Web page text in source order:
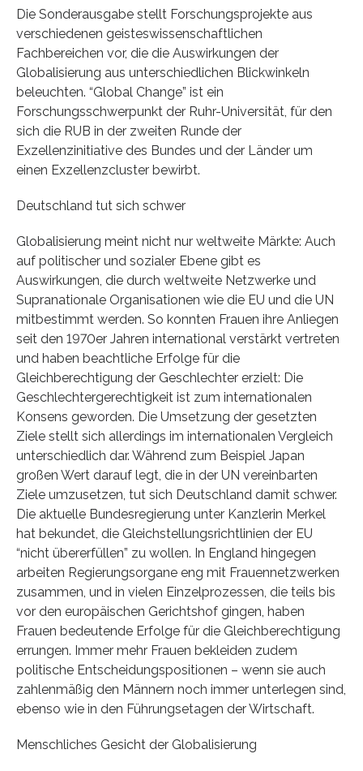
Die Sonderausgabe stellt Forschungsprojekte aus
verschiedenen geisteswissenschaftlichen
Fachbereichen vor, die die Auswirkungen der
Globalisierung aus unterschiedlichen Blickwinkeln
beleuchten. “Global Change” ist ein
Forschungsschwerpunkt der Ruhr-Universität, für den
sich die RUB in der zweiten Runde der
Exzellenzinitiative des Bundes und der Länder um
einen Exzellenzcluster bewirbt.
Deutschland tut sich schwer
Globalisierung meint nicht nur weltweite Märkte: Auch
auf politischer und sozialer Ebene gibt es
Auswirkungen, die durch weltweite Netzwerke und
Supranationale Organisationen wie die EU und die UN
mitbestimmt werden. So konnten Frauen ihre Anliegen
seit den 1970er Jahren international verstärkt vertreten
und haben beachtliche Erfolge für die
Gleichberechtigung der Geschlechter erzielt: Die
Geschlechtergerechtigkeit ist zum internationalen
Konsens geworden. Die Umsetzung der gesetzten
Ziele stellt sich allerdings im internationalen Vergleich
unterschiedlich dar. Während zum Beispiel Japan
großen Wert darauf legt, die in der UN vereinbarten
Ziele umzusetzen, tut sich Deutschland damit schwer.
Die aktuelle Bundesregierung unter Kanzlerin Merkel
hat bekundet, die Gleichstellungsrichtlinien der EU
“nicht übererfüllen” zu wollen. In England hingegen
arbeiten Regierungsorgane eng mit Frauennetzwerken
zusammen, und in vielen Einzelprozessen, die teils bis
vor den europäischen Gerichtshof gingen, haben
Frauen bedeutende Erfolge für die Gleichberechtigung
errungen. Immer mehr Frauen bekleiden zudem
politische Entscheidungspositionen – wenn sie auch
zahlenmäßig den Männern noch immer unterlegen sind,
ebenso wie in den Führungsetagen der Wirtschaft.
Menschliches Gesicht der Globalisierung